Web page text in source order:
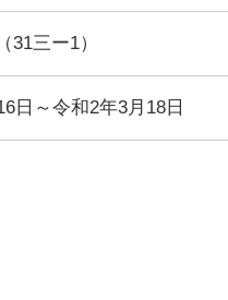
31三ー1）
日～令和2年3月18日